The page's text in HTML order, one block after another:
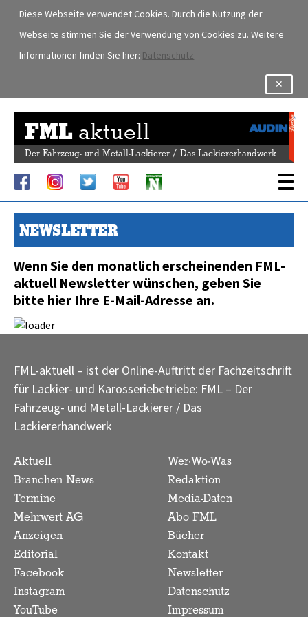
Diese Webseite verwendet Cookies. Durch die Nutzung der
Webseite stimmen Sie der Verwendung von Cookies zu. Weitere
Informationen finden Sie hier: Datenschutz
✕
FMLaktuell
Der Fahrzeug- und Metall-Lackierer / Das Lackiererhandwerk
NEWSLETTER
Wenn Sie den monatlich erscheinenden FML-
aktuell Newsletter wünschen, geben Sie
bitte hier Ihre E-Mail-Adresse an.
FML-aktuell – ist der Online-Auftritt der Fachzeitschrift
für Lackier- und Karosseriebetriebe: FML – Der
Fahrzeug- und Metall-Lackierer / Das
Lackiererhandwerk
Aktuell
Branchen News
Termine
Mehrwert AG
Anzeigen
Editorial
Facebook
Instagram
YouTube
Wer·Wo·Was
Redaktion
Media-Daten
Abo FML
Bücher
Kontakt
Newsletter
Datenschutz
Impressum